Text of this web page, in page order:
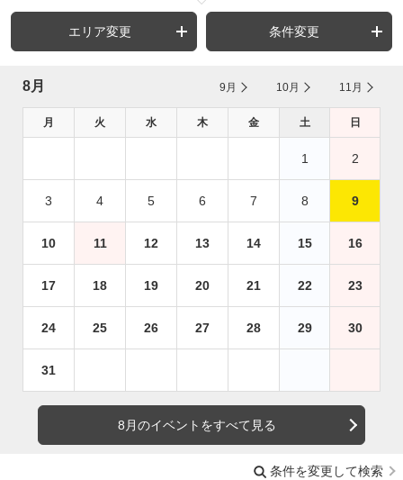
エリア変更 条件変更
8月 9月 10月 11月
月 火 水 木 金 土 日
1 2
3 4 5 6 7 8 9
10 11 12 13 14 15 16
17 18 19 20 21 22 23
24 25 26 27 28 29 30
31
8月のイベントをすべて見る
条件を変更して検索